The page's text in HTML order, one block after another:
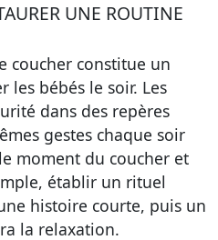
UNE ROUTINE
coucher constitue un
les bébés le soir. Les
dans des repères
gestes chaque soir
moment du coucher et
établir un rituel
histoire courte, puis un
la relaxation.